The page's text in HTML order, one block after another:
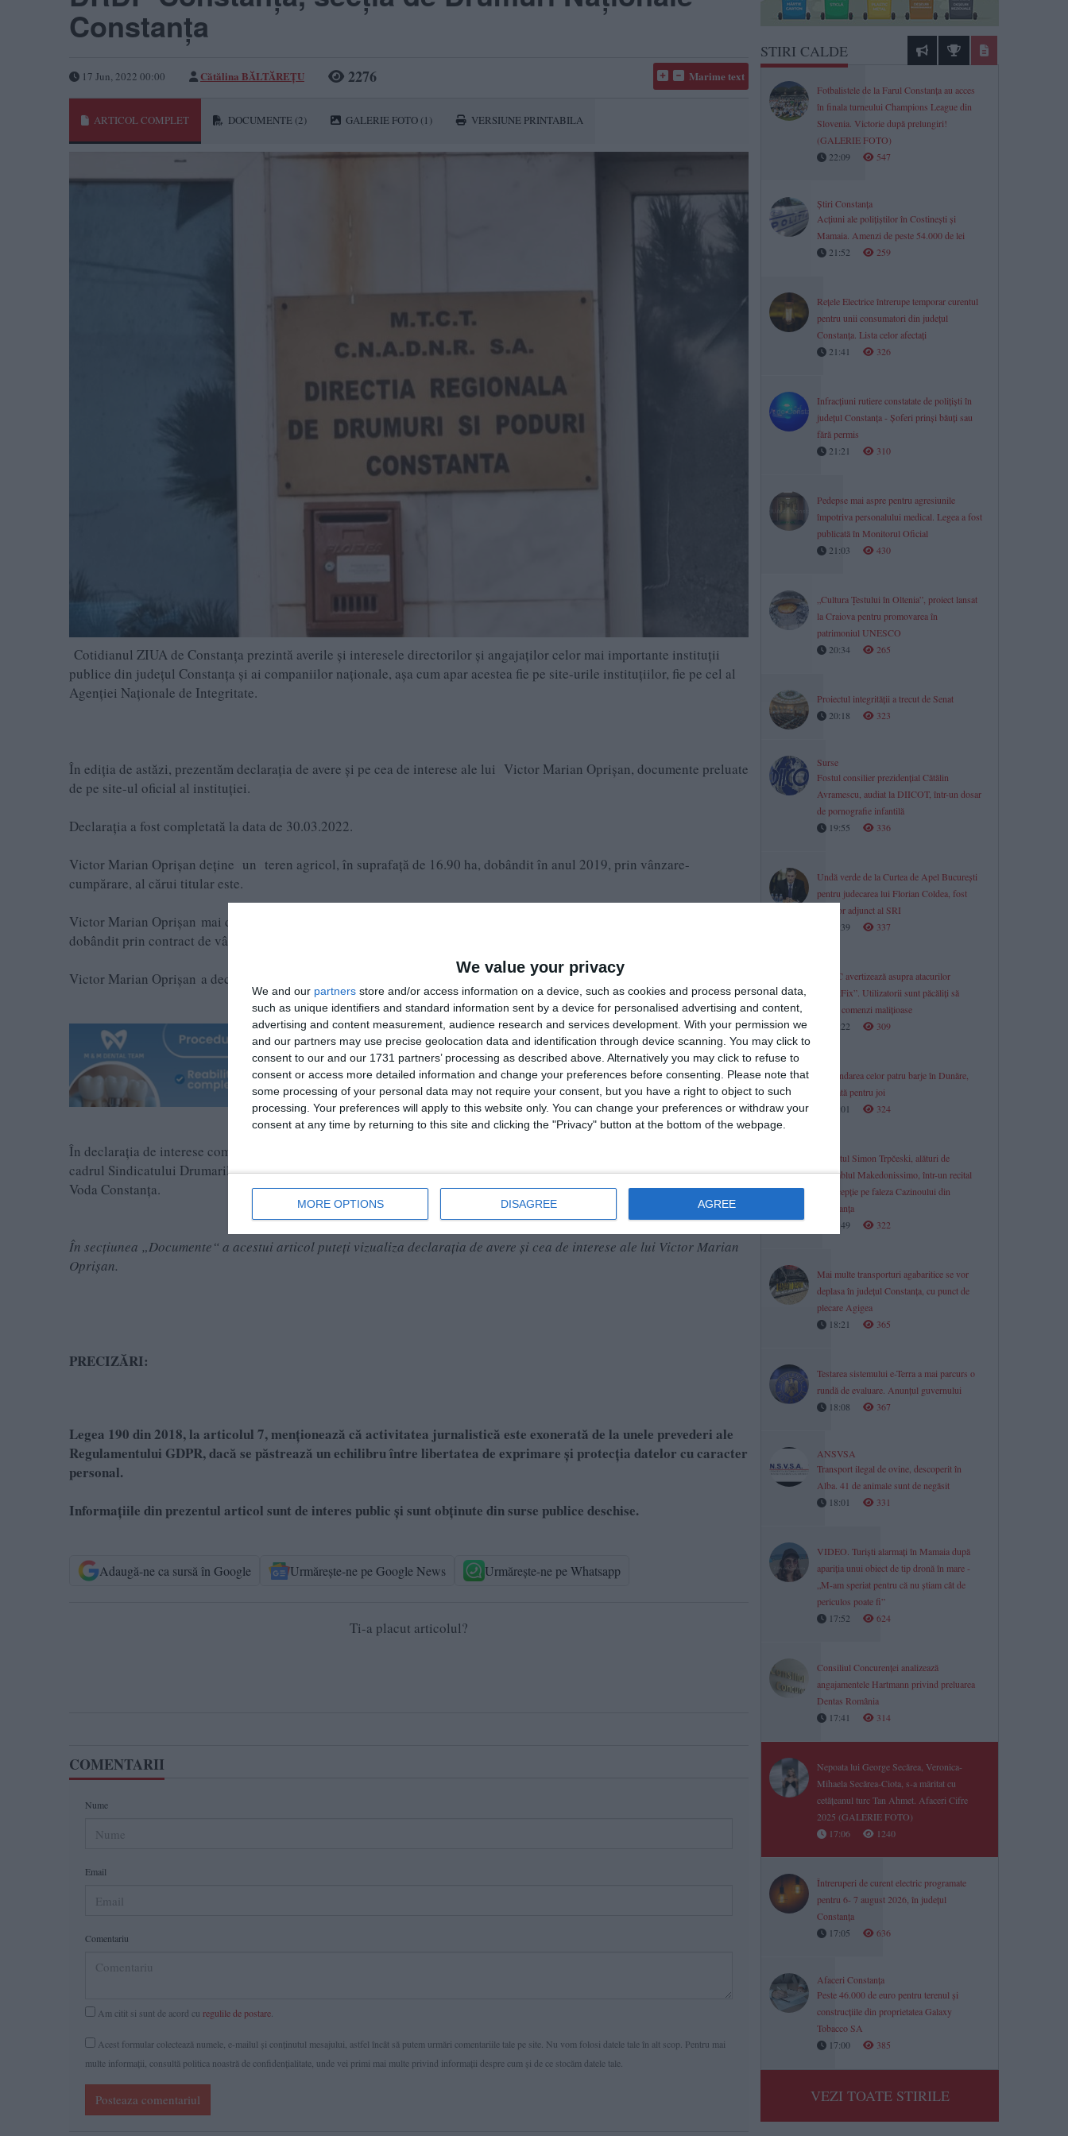
We value your privacy
We and our partners store and/or access information on a device, such as cookies and process personal data,
such as unique identifiers and standard information sent by a device for personalised advertising and content,
advertising and content measurement, audience research and services development. With your permission we
and our partners may use precise geolocation data and identification through device scanning. You may click to
consent to our and our 1731 partners’ processing as described above. Alternatively you may click to refuse to
consent or access more detailed information and change your preferences before consenting.
Please note that
some processing of your personal data may not require your consent, but you have a right to object to such
processing. Your preferences will apply to this website only. You can change your preferences or withdraw your
consent at any time by returning to this site and clicking the "Privacy" button at the bottom of the webpage.
MORE OPTIONS DISAGREE AGREE
Constanța
17 Jun, 2022 00:00 Cătălina BĂLTĂREȚU 2276 Marime text
ARTICOL COMPLET DOCUMENTE (2) GALERIE FOTO (1) VERSIUNE PRINTABILA
Cotidianul ZIUA de Constanţa prezintă averile şi interesele directorilor şi angajaţilor celor mai importante instituţii
publice din judeţul Constanţa şi ai companiilor naţionale, aşa cum apar acestea fie pe site-urile instituţiilor, fie pe cel al
Agenţiei Naţionale de Integritate.
În ediţia de astăzi, prezentăm declaraţia de avere şi pe cea de interese ale lui Victor Marian Oprișan, documente preluate
de pe site-ul oficial al instituției.
Declarația a fost completată la data de 30.03.2022.
Victor Marian Oprișan deține un teren agricol, în suprafață de 16.90 ha, dobândit în anul 2019, prin vânzare-
cumpărare, al cărui titular este.
Victor Marian Oprișan mai deține și un autoturism marca Dacia Logan, an de fabricație 2004. Autoturismeul a fost
dobândit prin contract de vânzare-cumpărare.
Victor Marian Oprișan a declarat pe anul fiscal încheiat un venit 58155 ron, salariu încasat de la DRDP Constanța.
În declarația de interese completată la data de 30.03. 2022, Victor Marian Oprișana menționat calitatea sa de membru în
cadrul Sindicatului Drumarilor Elie Radu. Dar și cea de asociat administrator în cadrul SC Terra Mar Cereal SRL Cuza
Voda Constanța.
În secţiunea „Documente“ a acestui articol puteţi vizualiza declaraţia de avere şi cea de interese ale lui Victor Marian
Oprișan.
PRECIZĂRI:
Legea 190 din 2018, la articolul 7, menţionează că activitatea jurnalistică este exonerată de la unele prevederi ale
Regulamentului GDPR, dacă se păstrează un echilibru între libertatea de exprimare şi protecţia datelor cu caracter
personal.
Informațiile din prezentul articol sunt de interes public și sunt obținute din surse publice deschise.
Adaugă-ne ca sursă în Google Urmărește-ne pe Google News Urmărește-ne pe Whatsapp
Ti-a placut articolul?
COMENTARII
Nume
Email
Comentariu
Am citit si sunt de acord cu regulile de postare
Acest formular colectează numele, e-mailul şi conținutul mesajului, astfel încât să putem urmări comentariile tale pe site. Nu vom folosi datele tale în alt scop. Pentru mai
multe informaţii, consultă politica noastră de confidenţialitate, unde vei primi mai multe privind informaţii despre cum și de ce stocăm datele tale.
Posteaza comentariul
STIRI CALDE
Fotbalistele de la Farul Constanța au acces
în finala turneului Champions League din
Slovenia. Victorie după prelungiri!
(GALERIE FOTO)
22:09
547
Știri Constanța
Acțiuni ale polițiștilor în Costinești și
Mamaia. Amenzi de peste 54.000 de lei
21:52
259
Rețele Electrice întrerupe temporar curentul
pentru unii consumatori din județul
Constanța. Lista celor afectați
21:41
326
Infracțiuni rutiere constatate de polițiști în
județul Constanța - Șoferi prinși băuți sau
fără permis
21:21
310
Pedepse mai aspre pentru agresiunile
împotriva personalului medical. Legea a fost
publicată în Monitorul Oficial
21:03
430
„Cultura Țestului în Oltenia”, proiect lansat
la Craiova pentru promovarea în
patrimoniul UNESCO
20:34
265
Proiectul integrității a trecut de Senat
20:18
323
Surse
Fostul consilier prezidențial Cătălin
Avramescu, audiat la DIICOT, într-un dosar
de pornografie infantilă
19:55
336
Undă verde de la Curtea de Apel București
pentru judecarea lui Florian Coldea, fost
director adjunct al SRI
19:39
337
DNSC avertizează asupra atacurilor
„ClickFix”. Utilizatorii sunt păcăliți să
ruleze comenzi malițioase
19:22
309
Scufundarea celor patru barje în Dunăre,
amânată pentru joi
19:01
324
Pianistul Simon Trpčeski, alături de
ansamblul Makedonissimo, într-un recital
de excepție pe faleza Cazinoului din
Constanța
18:49
322
Mai multe transporturi agabaritice se vor
deplasa în județul Constanța, cu punct de
plecare Agigea
18:21
365
Testarea sistemului e-Terra a mai parcurs o
rundă de evaluare. Anunțul guvernului
18:08
367
ANSVSA
Transport ilegal de ovine, descoperit în
Alba. 41 de animale sunt de negăsit
18:01
331
VIDEO. Turiști alarmați în Mamaia după
apariția unui obiect de tip dronă în mare -
„M-am speriat pentru că nu știam cât de
periculos poate fi”
17:52
624
Consiliul Concurenței analizează
angajamentele Hartmann privind preluarea
Dentas România
17:41
314
Nepoata lui George Secărea, Veronica-
Mihaela Secărea-Ciota, s-a măritat cu
cetățeanul turc Tan Ahmet. Afaceri Cifre
2025 (GALERIE FOTO)
17:06
1240
Întreruperi de curent electric programate
pentru 6- 7 august 2026, în județul
Constanța
17:05
636
Afaceri Constanța
Peste 46.000 de euro pentru terenul și
construcțiile din proprietatea Galaxy
Tobacco SA
17:00
385
VEZI TOATE STIRILE